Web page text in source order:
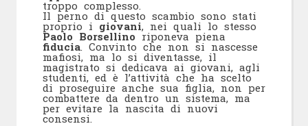
troppo complesso.
Il perno di questo scambio sono stati
proprio i giovani, nei quali lo stesso
Paolo Borsellino riponeva piena
fiducia. Convinto che non si nascesse
mafiosi, ma lo si diventasse, il
magistrato si dedicava ai giovani, agli
studenti, ed è l’attività che ha scelto
di proseguire anche sua figlia, non per
combattere da dentro un sistema, ma
per evitare la nascita di nuovi
consensi.